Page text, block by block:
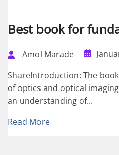
Best book for
Amol Marade
ShareIntroduction: The
of optics and optical
an understanding of...
Read More